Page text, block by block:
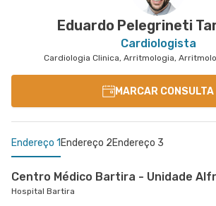
Eduardo Pelegrineti
Cardiologista
Cardiologia Clinica, Arritmologia,
MARCAR CONSULTA
Endereço 1 Endereço 2Endereço 3
Centro Médico Bartira - Unidade
Hospital Bartira